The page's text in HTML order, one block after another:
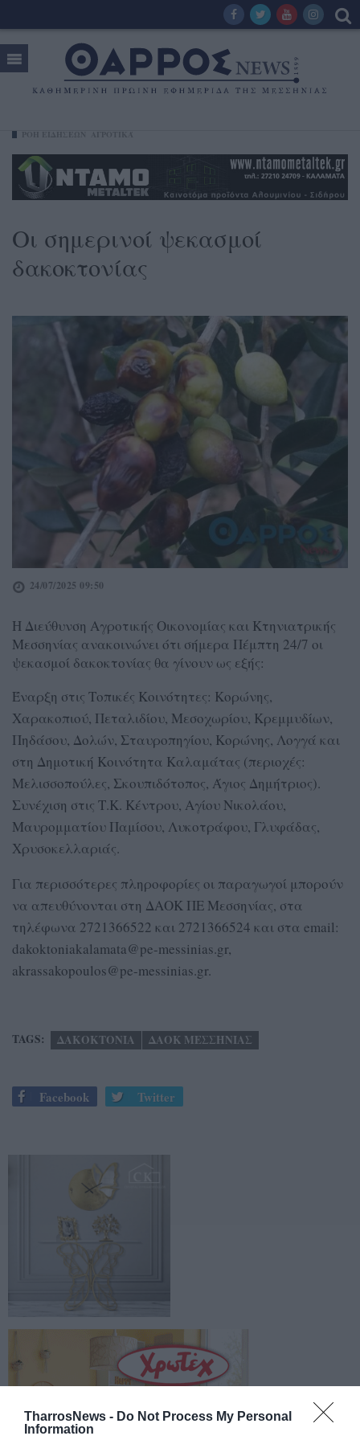
TharrosNews - Do Not Process My Personal
Information
Οι σημερινοί ψεκασμοί
δακοκτονίας
24/07/2025 09:50
Η Διεύθυνση Αγροτικής Οικονομίας και Κτηνιατρικής
Μεσσηνίας ανακοινώνει ότι σήμερα Πέμπτη 24/7 οι
ψεκασμοί δακοκτονίας θα γίνουν ως εξής:
Έναρξη στις Τοπικές Κοινότητες: Κορώνης,
Χαρακοπιού, Πεταλιδίου, Μεσοχωρίου, Κρεμμυδίων,
Πηδάσου, Δολών, Σταυροπηγίου, Κορώνης, Λογγά και
στη Δημοτική Κοινότητα Καλαμάτας (περιοχές:
Μελισσοπούλες, Σκουπιδότοπος, Άγιος Δημήτριος).
Συνέχιση στις Τ.Κ. Κέντρου, Αγίου Νικολάου,
Μαυρομματίου Παμίσου, Λυκοτράφου, Γλυφάδας,
Χρυσοκελλαριάς.
Για περισσότερες πληροφορίες οι παραγωγοί μπορούν
να απευθύνονται στη ΔΑΟΚ ΠΕ Μεσσηνίας, στα
τηλέφωνα 2721366522 και 2721366524 και στα email:
dakoktoniakalamata@pe-messinias.gr,
akrassakopoulos@pe-messinias.gr.
TAGS: ΔΑΚΟΚΤΟΝΙΑ ΔΑΟΚ ΜΕΣΣΗΝΙΑΣ
Facebook Twitter